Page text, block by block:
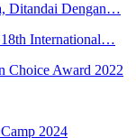
Ditandai Dengan…
18th International…
Choice Award 2022
2024